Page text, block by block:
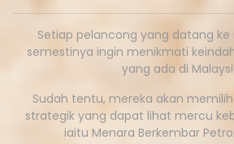
Setiap pelancong yang datang ke
semestinya ingin menikmati
yang ada di
Sudah tentu, mereka akan
strategik yang dapat lihat mercu
iaitu Menara Berkembar